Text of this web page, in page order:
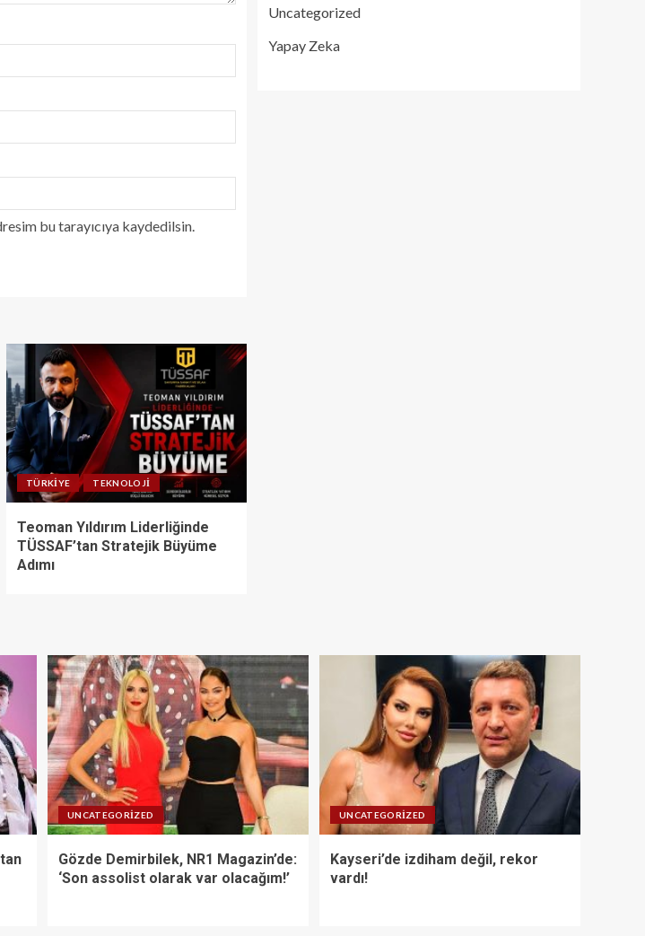
bu tarayıcıya kaydedilsin.
TÜRKIYE TEKNOLOJI
Teoman Yıldırım Liderliğinde
TÜSSAF’tan Stratejik Büyüme
Adımı
Uncategorized
Yapay Zeka
UNCATEGORIZED
Gözde Demirbilek, NR1 Magazin’de:
‘Son assolist olarak var olacağım!’
UNCATEGORIZED
Kayseri’de izdiham değil, rekor
vardı!